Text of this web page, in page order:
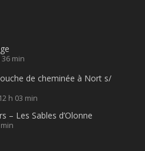
min
de cheminée à Nort s/
h 03 min
– Les Sables d’Olonne